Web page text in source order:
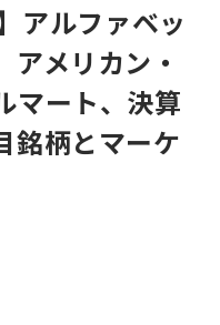
アルファベッ
アメリカン・
マート、決算
銘柄とマーケ